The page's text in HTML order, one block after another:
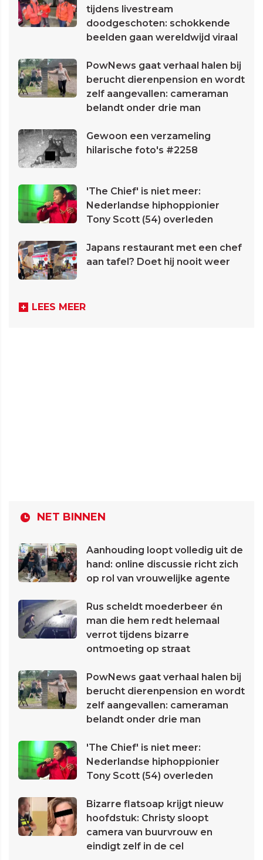
tijdens livestream
doodgeschoten: schokkende
beelden gaan wereldwijd viraal
PowNews gaat verhaal halen bij
berucht dierenpension en wordt
zelf aangevallen: cameraman
belandt onder drie man
Gewoon een verzameling
hilarische foto's #2258
'The Chief' is niet meer:
Nederlandse hiphoppionier
Tony Scott (54) overleden
Japans restaurant met een chef
aan tafel? Doet hij nooit weer
LEES MEER
NET BINNEN
Aanhouding loopt volledig uit de
hand: online discussie richt zich
op rol van vrouwelijke agente
Rus scheldt moederbeer én
man die hem redt helemaal
verrot tijdens bizarre
ontmoeting op straat
PowNews gaat verhaal halen bij
berucht dierenpension en wordt
zelf aangevallen: cameraman
belandt onder drie man
'The Chief' is niet meer:
Nederlandse hiphoppionier
Tony Scott (54) overleden
Bizarre flatsoap krijgt nieuw
hoofdstuk: Christy sloopt
camera van buurvrouw en
eindigt zelf in de cel